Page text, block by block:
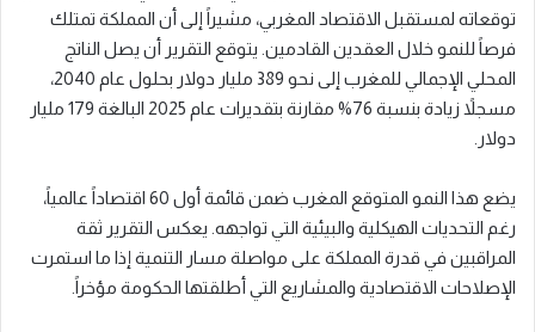
توقعاته لمستقبل الاقتصاد المغربي، مشيراً إلى أن المملكة تمتلك
فرصاً للنمو خلال العقدين القادمين. يتوقع التقرير أن يصل الناتج
المحلي الإجمالي للمغرب إلى نحو 389 مليار دولار بحلول عام 2040،
مسجلاً زيادة بنسبة 76% مقارنة بتقديرات عام 2025 البالغة 179 مليار
دولار.
يضع هذا النمو المتوقع المغرب ضمن قائمة أول 60 اقتصاداً عالمياً،
رغم التحديات الهيكلية والبيئية التي تواجهه. يعكس التقرير ثقة
المراقبين في قدرة المملكة على مواصلة مسار التنمية إذا ما استمرت
الإصلاحات الاقتصادية والمشاريع التي أطلقتها الحكومة مؤخراً.